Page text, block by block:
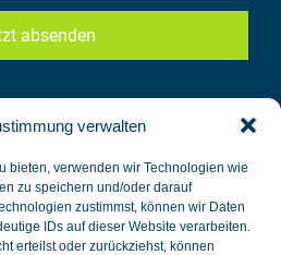
verwalten
bieten, verwenden wir Technologien wie
zu speichern und/oder darauf
zustimmst, können wir Daten
IDs auf dieser Website verarbeiten.
erteilst oder zurückziehst, können
absenden
Lemsel